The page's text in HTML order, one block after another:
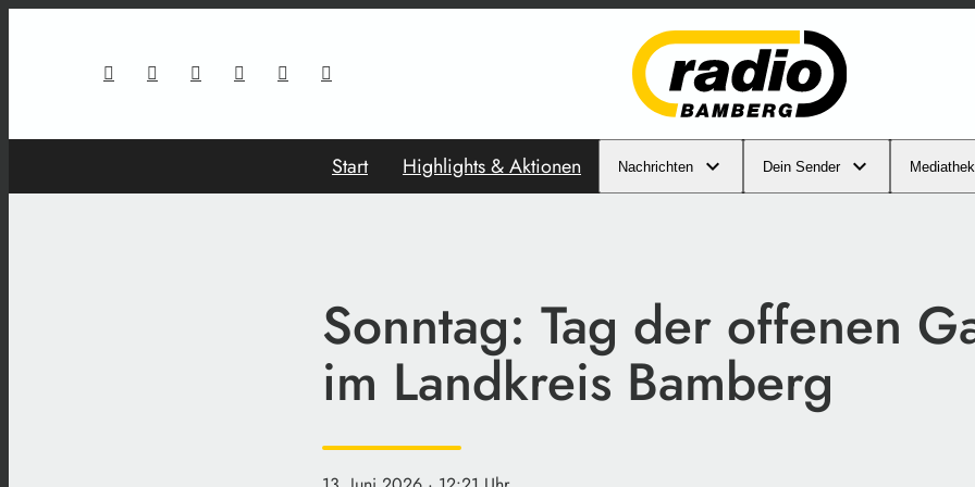
Start Highlights & Aktionen Nachrichten Dein Sender Mediathek
Sonntag: Tag der offenen
im Landkreis Bamberg